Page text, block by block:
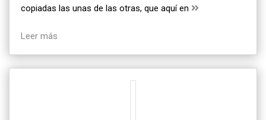
copiadas las unas de las otras, que aquí en
Leer más